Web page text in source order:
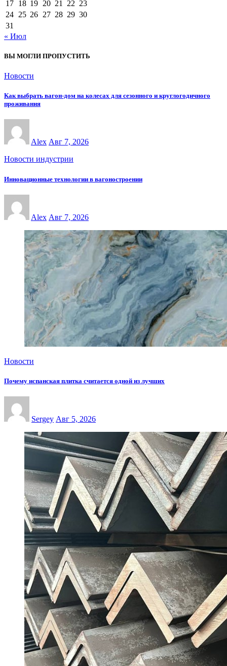
17 18 19 20 21 22 23
24 25 26 27 28 29 30
31
« Июл
ВЫ МОГЛИ ПРОПУСТИТЬ
Новости
Как выбрать вагон-дом на колесах для сезонного и круглогодичного
проживания
Alex Авг 7, 2026
Новости индустрии
Инновационные технологии в вагоностроении
Alex Авг 7, 2026
Новости
Почему испанская плитка считается одной из лучших
Sergey Авг 5, 2026